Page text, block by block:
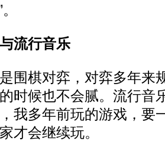
流行音乐
棋对弈，对弈多年来
时候也不会腻。流行音
我多年前玩的游戏，要
才会继续玩。